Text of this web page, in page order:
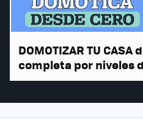
DOMOTIZAR TU CASA
completa por niveles